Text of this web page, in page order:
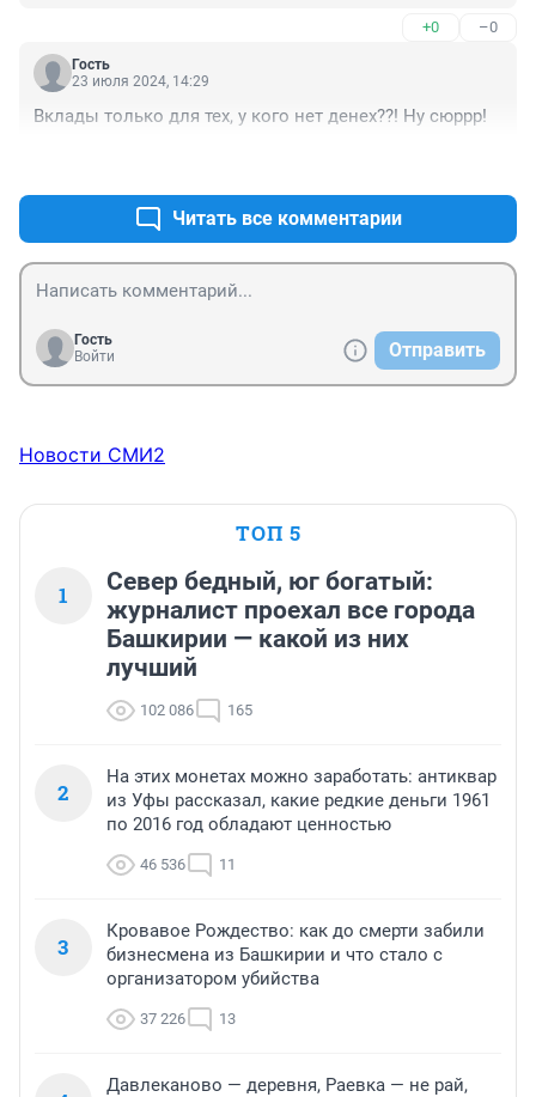
+0 –0
Гость
23 июля 2024, 14:29
Вклады только для тех, у кого нет денех??! Ну сюррр!
Читать все комментарии
Гость
Войти
Отправить
Новости СМИ2
ТОП 5
1
Север бедный, юг богатый:
журналист проехал все города
Башкирии — какой из них
лучший
102 086 165
2
На этих монетах можно заработать: антиквар
из Уфы рассказал, какие редкие деньги 1961
по 2016 год обладают ценностью
46 536 11
3
Кровавое Рождество: как до смерти забили
бизнесмена из Башкирии и что стало с
организатором убийства
37 226 13
Давлеканово — деревня, Раевка — не рай,